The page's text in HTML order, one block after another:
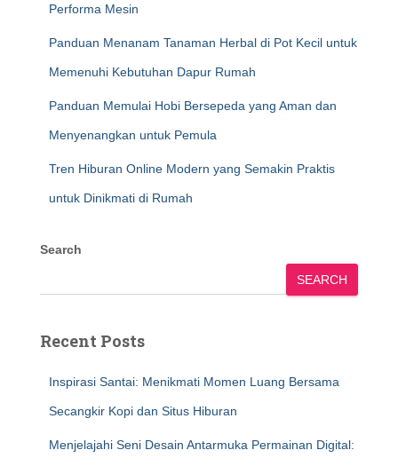
Performa Mesin
Panduan Menanam Tanaman Herbal di Pot Kecil untuk
Memenuhi Kebutuhan Dapur Rumah
Panduan Memulai Hobi Bersepeda yang Aman dan
Menyenangkan untuk Pemula
Tren Hiburan Online Modern yang Semakin Praktis
untuk Dinikmati di Rumah
Search
SEARCH
Recent Posts
Inspirasi Santai: Menikmati Momen Luang Bersama
Secangkir Kopi dan Situs Hiburan
Menjelajahi Seni Desain Antarmuka Permainan Digital: